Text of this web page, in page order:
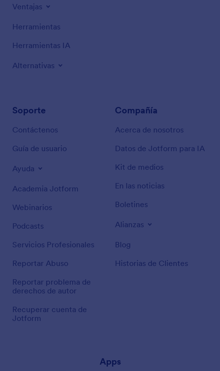
Ventajas
Herramientas
Herramientas IA
Alternativas
Soporte
Contáctenos
Guía de usuario
Ayuda
Academia Jotform
Webinarios
Podcasts
Servicios Profesionales
Reportar Abuso
Reportar problema de
derechos de autor
Recuperar cuenta de
Jotform
Compañía
Acerca de nosotros
Datos de Jotform para IA
Kit de medios
En las noticias
Boletines
Alianzas
Blog
Historias de Clientes
Apps